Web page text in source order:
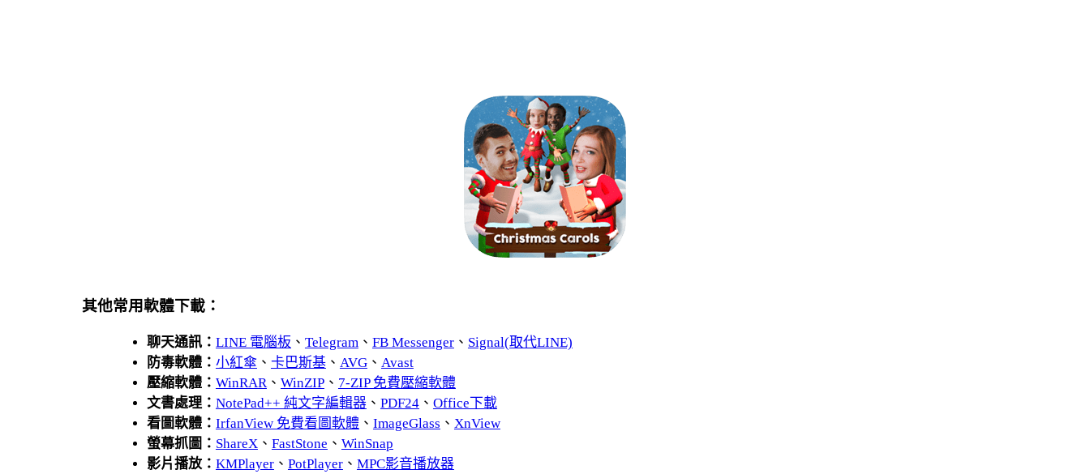
其他常用軟體下載：
聊天通訊： LINE 電腦板 、 Telegram、 FB Messenger、 Signal(取代LINE)
防毒軟體： 小紅傘 、 卡巴斯基、 AVG、 Avast
壓縮軟體： WinRAR、 WinZIP、 7-ZIP 免費壓縮軟體
文書處理： NotePad++ 純文字編輯器、 PDF24、 Office下載
看圖軟體： IrfanView 免費看圖軟體、 ImageGlass 、 XnView
螢幕抓圖： ShareX、 FastStone 、 WinSnap
影片播放： KMPlayer、 PotPlayer、 MPC影音播放器